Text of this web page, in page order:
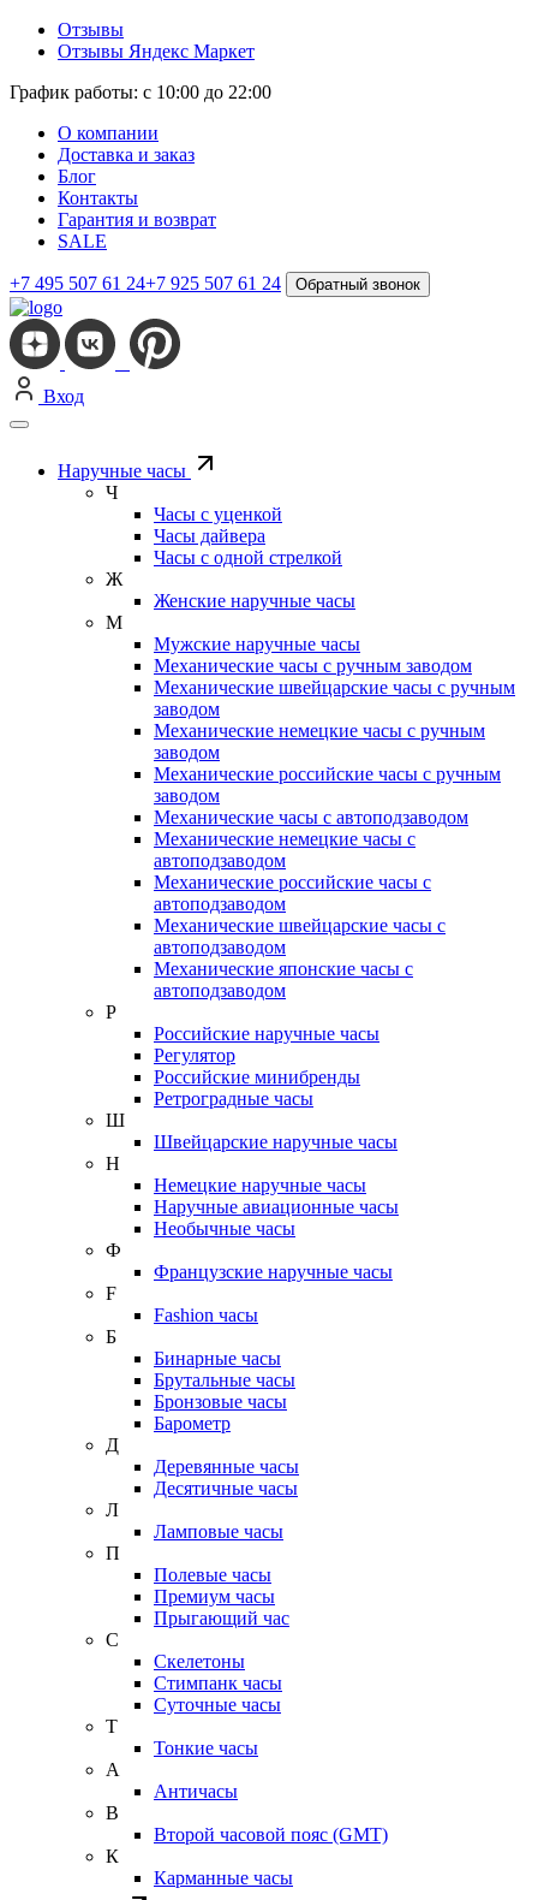
Отзывы
Отзывы Яндекс Маркет
График работы: с 10:00 до 22:00
О компании
Доставка и заказ
Блог
Контакты
Гарантия и возврат
SALE
+7 495 507 61 24+7 925 507 61 24 Обратный звонок
Вход
Наручные часы
Ч
Часы с уценкой
Часы дайвера
Часы с одной стрелкой
Ж
Женские наручные часы
М
Мужские наручные часы
Механические часы с ручным заводом
Механические швейцарские часы с ручным
заводом
Механические немецкие часы с ручным
заводом
Механические российские часы с ручным
заводом
Механические часы с автоподзаводом
Механические немецкие часы с
автоподзаводом
Механические российские часы с
автоподзаводом
Механические швейцарские часы с
автоподзаводом
Механические японские часы с
автоподзаводом
Р
Российские наручные часы
Регулятор
Российские минибренды
Ретроградные часы
Ш
Швейцарские наручные часы
Н
Немецкие наручные часы
Наручные авиационные часы
Необычные часы
Ф
Французские наручные часы
F
Fashion часы
Б
Бинарные часы
Брутальные часы
Бронзовые часы
Барометр
Д
Деревянные часы
Десятичные часы
Л
Ламповые часы
П
Полевые часы
Премиум часы
Прыгающий час
С
Скелетоны
Стимпанк часы
Суточные часы
Т
Тонкие часы
А
Античасы
В
Второй часовой пояс (GMT)
К
Карманные часы